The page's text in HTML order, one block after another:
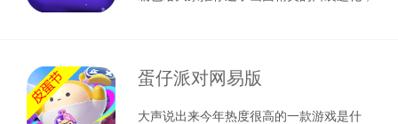
蛋仔派对网易版
大声说出来今年热度很高的一款游戏是什